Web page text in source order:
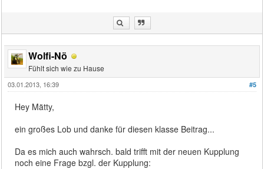
Wolfi-Nö
Fühlt sich wie zu Hause
#5
03.01.2013, 16:39
Hey Mätty,
ein großes Lob und danke für diesen klasse Beitrag...
Da es mich auch wahrsch. bald trifft mit der neuen Kupplung
noch eine Frage bzgl. der Kupplung: